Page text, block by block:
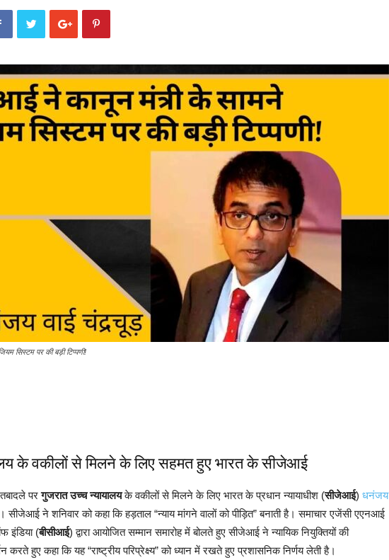
सिस्टम पर की बड़ी टिप्पणी!
के वकीलों से मिलने के लिए सहमत हुए भारत के सीजेआई
परगुजरात उच्च न्यायालयके वकीलों से मिलने के लिए भारत के प्रधान न्यायाधीश (सीजेआई) धनंजय
ने शनिवार को कहा कि हड़ताल “न्याय मांगने वालों को पीड़ित” बनाती है। समाचार एजेंसी एएनआई
इंडिया (बीसीआई) द्वारा आयोजित सम्मान समारोह में बोलते हुए सीजेआई ने न्यायिक नियुक्तियों की
करते हुए कहा कि यह “राष्ट्रीय परिप्रेक्ष्य” को ध्यान में रखते हुए प्रशासनिक निर्णय लेती है।